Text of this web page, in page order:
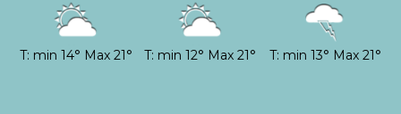
T: min 14° Max 21° T: min 12° Max 21° T: min 13° Max 21°